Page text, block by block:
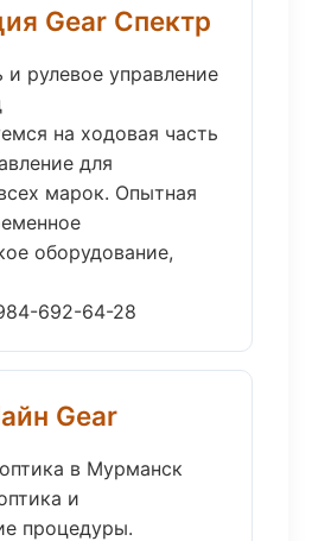
Gear Спектр
и рулевое управление
на ходовая часть
для
марок. Опытная
оборудование,
692-64-28
Gear
в Мурманск
и
процедуры.